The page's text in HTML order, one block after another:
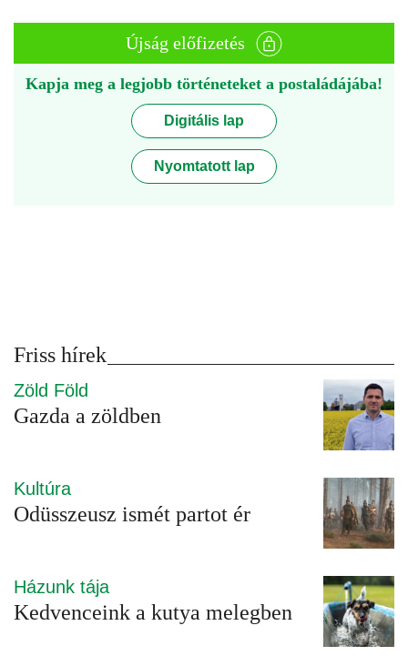
Újság előfizetés
Kapja meg a legjobb történeteket a postaládájába!
Digitális lap
Nyomtatott lap
Friss hírek
Zöld Föld
Gazda a zöldben
Kultúra
Odüsszeusz ismét partot ér
Házunk tája
Kedvenceink a kutya melegben